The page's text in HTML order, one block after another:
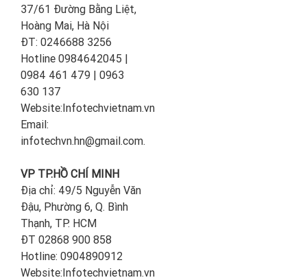
37/61 Đường Bằng Liệt,
Hoàng Mai, Hà Nội
ĐT: 0246688 3256
Hotline 0984642045 |
0984 461 479 | 0963
630 137
Website:Infotechvietnam.vn
Email:
infotechvn.hn@gmail.com.
VP TP.HỒ CHÍ MINH
Địa chỉ: 49/5 Nguyễn Văn
Đậu, Phường 6, Q. Bình
Thạnh, TP. HCM
ĐT 02868 900 858
Hotline: 0904890912
Website:Infotechvietnam.vn